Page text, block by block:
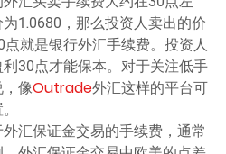
1.0680，那么投资人卖出的价
就是银行外汇手续费。投资人
30点才能保本。对于关注低手
像Outrade外汇这样的平台可
汇保证金交易的手续费，通常